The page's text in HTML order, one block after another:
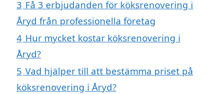
3 Få 3 erbjudanden för köksrenovering i
Åryd från professionella företag
4 Hur mycket kostar köksrenovering i
Åryd?
5 Vad hjälper till att bestämma priset på
köksrenovering i Åryd?